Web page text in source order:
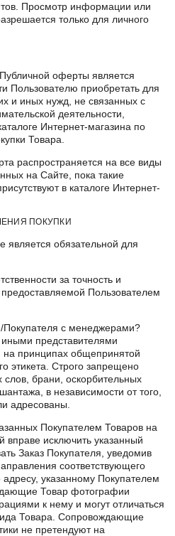
Просмотр информации или
только для личного
оферты является
Пользователю приобретать для
и иных нужд, не связанных с
деятельности,
Интернет-магазина по
Товара.
распространяется на все виды
на Сайте, пока такие
в каталоге Интернет-
ПОКУПКИ
является обязательной для
за точность и
Пользователем
с менеджерами?
представителями
на принципах общепринятой
этикета. Строго запрещено
слов, брани, оскорбительных
в независимости от того,
адресованы.
Покупателем Товаров на
вправе исключить указанный
Заказ Покупателя, уведомив
соответствующего
указанному Покупателем
Товар фотографии
к нему и могут отличаться
Товара. Сопровождающие
не претендуют на